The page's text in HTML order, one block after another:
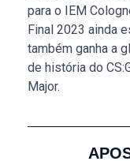
para o IEM
Final 2023 ainda
também ganha a
de história do
Major.